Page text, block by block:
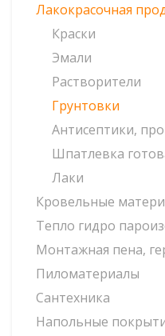
Лакокрасочная
Краски
Эмали
Растворители
Грунтовки
Антисептики,
Шпатлевка
Лаки
Кровельные
Тепло гидро
Монтажная пена,
Пиломатериалы
Сантехника
Напольные